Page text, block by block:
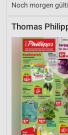
Noch morgen
Thomas
Performance
Funktional
Werbung